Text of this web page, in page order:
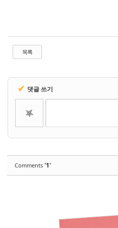
목록
✔ 댓글 쓰기
Comments '1'